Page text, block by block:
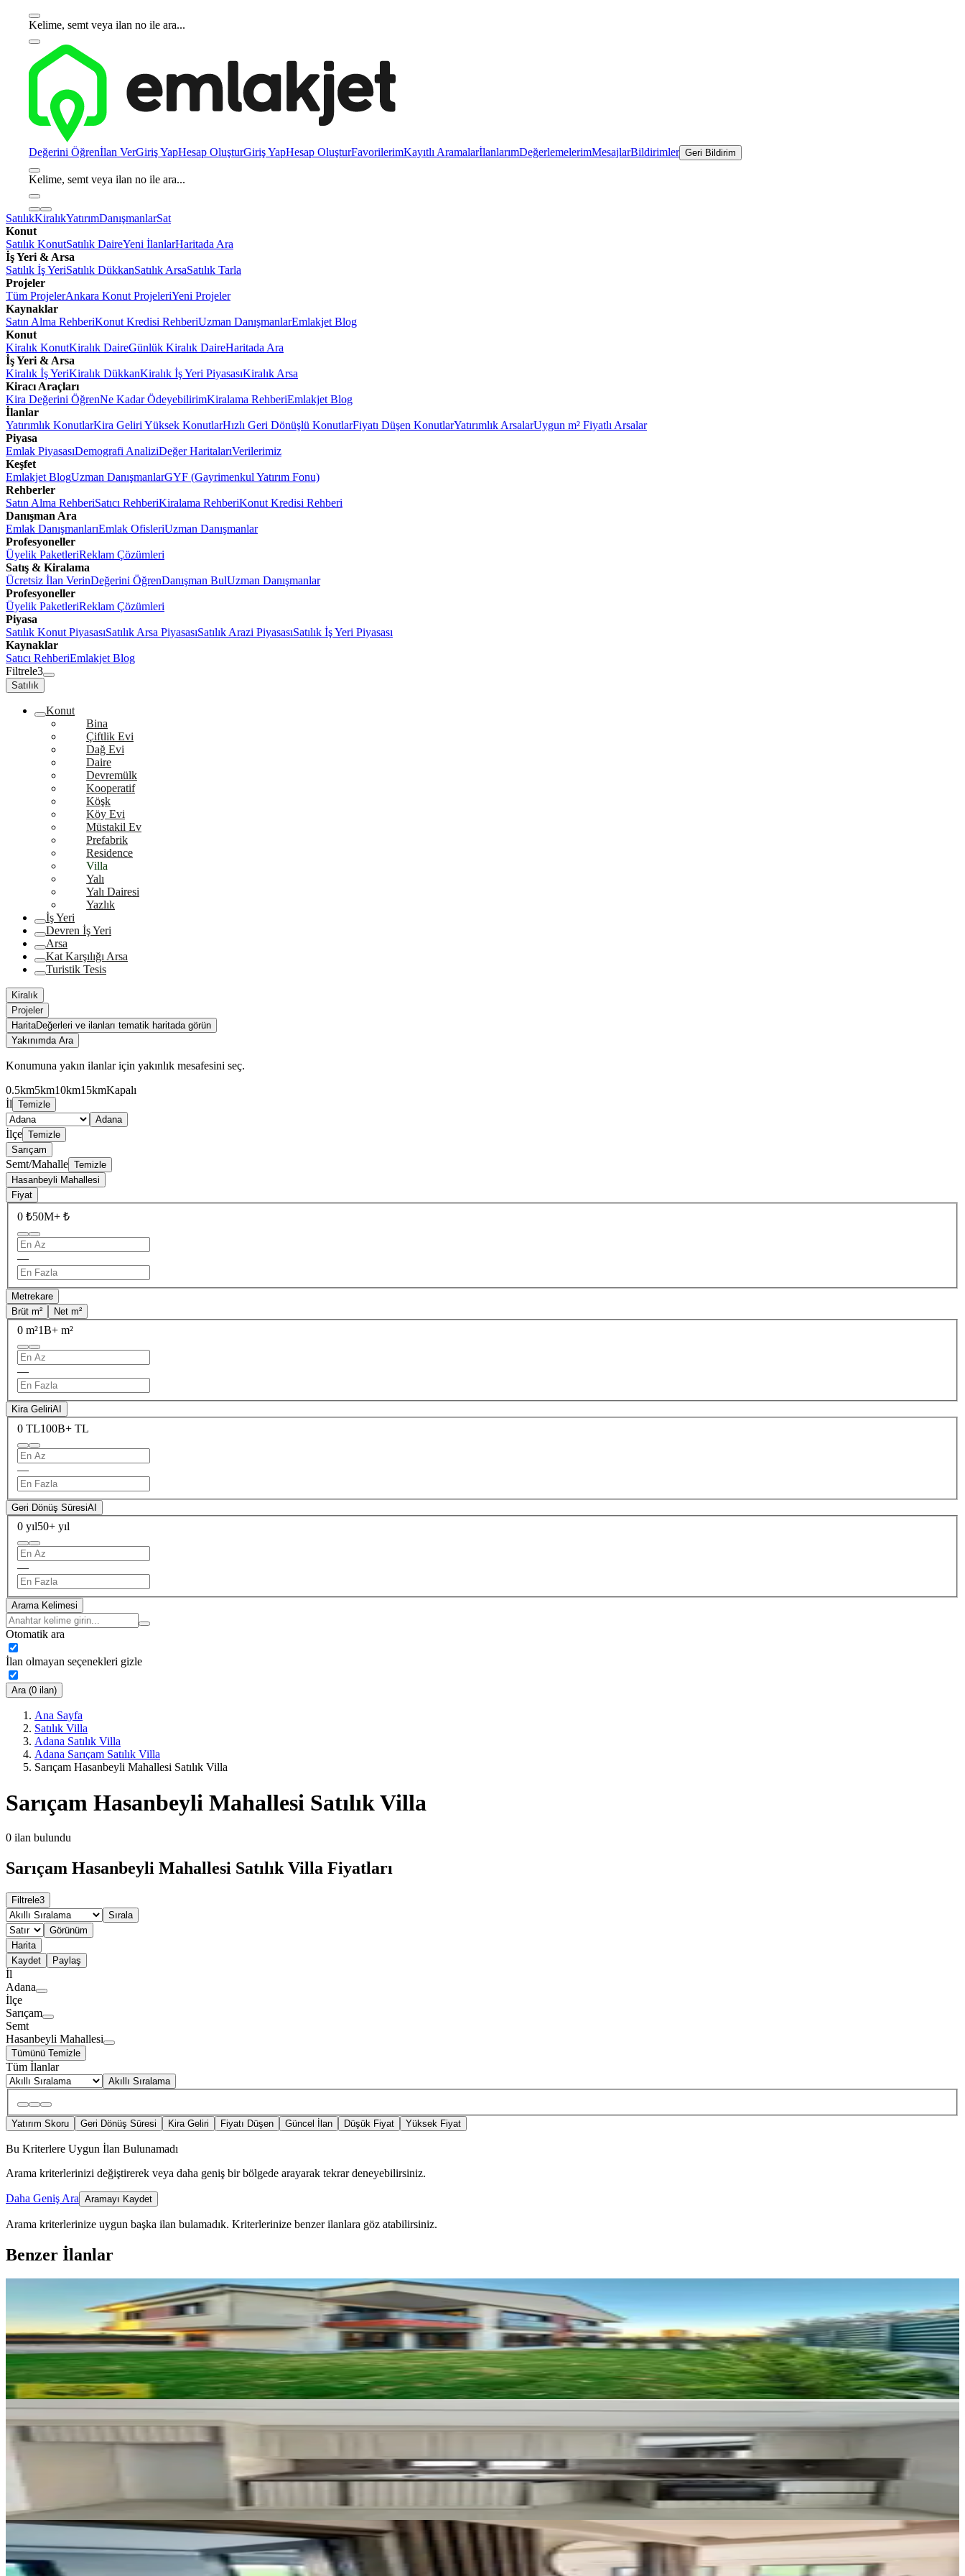
Kelime, semt veya ilan no ile ara...
Değerini Öğrenİlan VerGiriş YapHesap OluşturGiriş YapHesap OluşturFavorilerimKayıtlı AramalarİlanlarımDeğerlemelerimMesajlarBildirimler Geri Bildirim
Kelime, semt veya ilan no ile ara...
SatılıkKiralıkYatırımDanışmanlarSat
Konut
Satılık KonutSatılık DaireYeni İlanlarHaritada Ara
İş Yeri & Arsa
Satılık İş YeriSatılık DükkanSatılık ArsaSatılık Tarla
Projeler
Tüm ProjelerAnkara Konut ProjeleriYeni Projeler
Kaynaklar
Satın Alma RehberiKonut Kredisi RehberiUzman DanışmanlarEmlakjet Blog
Konut
Kiralık KonutKiralık DaireGünlük Kiralık DaireHaritada Ara
İş Yeri & Arsa
Kiralık İş YeriKiralık DükkanKiralık İş Yeri PiyasasıKiralık Arsa
Kiracı Araçları
Kira Değerini ÖğrenNe Kadar ÖdeyebilirimKiralama RehberiEmlakjet Blog
İlanlar
Yatırımlık KonutlarKira Geliri Yüksek KonutlarHızlı Geri Dönüşlü KonutlarFiyatı Düşen KonutlarYatırımlık ArsalarUygun m² Fiyatlı Arsalar
Piyasa
Emlak PiyasasıDemografi AnaliziDeğer HaritalarıVerilerimiz
Keşfet
Emlakjet BlogUzman DanışmanlarGYF (Gayrimenkul Yatırım Fonu)
Rehberler
Satın Alma RehberiSatıcı RehberiKiralama RehberiKonut Kredisi Rehberi
Danışman Ara
Emlak DanışmanlarıEmlak OfisleriUzman Danışmanlar
Profesyoneller
Üyelik PaketleriReklam Çözümleri
Satış & Kiralama
Ücretsiz İlan VerinDeğerini ÖğrenDanışman BulUzman Danışmanlar
Profesyoneller
Üyelik PaketleriReklam Çözümleri
Piyasa
Satılık Konut PiyasasıSatılık Arsa PiyasasıSatılık Arazi PiyasasıSatılık İş Yeri Piyasası
Kaynaklar
Satıcı RehberiEmlakjet Blog
Filtrele3
Satılık
Konut
Bina
Çiftlik Evi
Dağ Evi
Daire
Devremülk
Kooperatif
Köşk
Köy Evi
Müstakil Ev
Prefabrik
Residence
Villa
Yalı
Yalı Dairesi
Yazlık
İş Yeri
Devren İş Yeri
Arsa
Kat Karşılığı Arsa
Turistik Tesis
Kiralık
Projeler
HaritaDeğerleri ve ilanları tematik haritada görün
Yakınımda Ara
Konumuna yakın ilanlar için yakınlık mesafesini seç.
0.5km5km10km15kmKapalı
İl Temizle
Adana
İlçe Temizle
Sarıçam
Semt/Mahalle Temizle
Hasanbeyli Mahallesi
Fiyat
0 ₺50M+ ₺
—
Metrekare
Brüt m²
Net m²
0 m²1B+ m²
—
Kira GeliriAI
0 TL100B+ TL
—
Geri Dönüş SüresiAI
0 yıl50+ yıl
—
Arama Kelimesi
Otomatik ara
İlan olmayan seçenekleri gizle
Ara (0 ilan)
Ana Sayfa
Satılık Villa
Adana Satılık Villa
Adana Sarıçam Satılık Villa
Sarıçam Hasanbeyli Mahallesi Satılık Villa
Sarıçam Hasanbeyli Mahallesi Satılık Villa
0 ilan bulundu
Sarıçam Hasanbeyli Mahallesi Satılık Villa Fiyatları
Filtrele3
Sırala
Görünüm
Harita
Kaydet
Paylaş
İl
Adana
İlçe
Sarıçam
Semt
Hasanbeyli Mahallesi
Tümünü Temizle
Tüm İlanlar
Akıllı Sıralama
Yatırım Skoru Geri Dönüş Süresi Kira Geliri Fiyatı Düşen Güncel İlan Düşük Fiyat Yüksek Fiyat
Bu Kriterlere Uygun İlan Bulunamadı
Arama kriterlerinizi değiştirerek veya daha geniş bir bölgede arayarak tekrar deneyebilirsiniz.
Daha Geniş Ara Aramayı Kaydet
Arama kriterlerinize uygun başka ilan bulamadık. Kriterlerinize benzer ilanlara göz atabilirsiniz.
Benzer İlanlar
Sarıçam Çınarlı'da Radye Temelli 4+1 +ultra Lüx Satılık Villa
Sarıçam, Çınarlı Mahallesi
4+1·245 m²·06.08.2026
12.900.000 ₺
2C GAYRİMENKULCabbar C.
Ara
SIFIR BİNA
Çarkıpare'de Site İçerisinde Cadde Yanı 3+1 Dublex Bahçeli Lüx
Sarıçam, Çarkıpare Mahallesi
03.08.2026
12.650.000 ₺
KULEPARK GAYRİMENKUL
Ara
SIFIR BİNA
Furkan Kahyaoğlu'ndan Şehrin Stresinden Uzak,lüks Yaşamın İçinde
Sarıçam, Çınarlı Mahallesi Future Key GayrimenkulFurkan Kahyaoğlu